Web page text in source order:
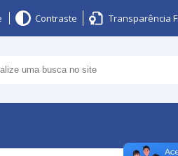
Contraste Transparência